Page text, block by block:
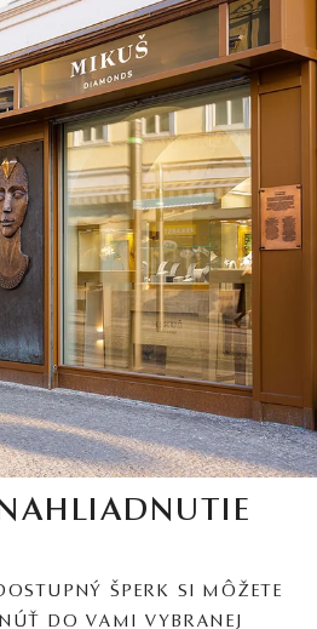
ŠPERK SI MÔŽETE
DO VAMI VYBRANEJ